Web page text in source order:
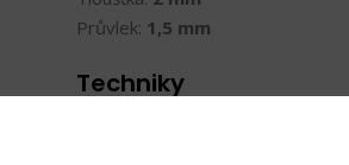
Průvlek: 1,5 mm
Techniky